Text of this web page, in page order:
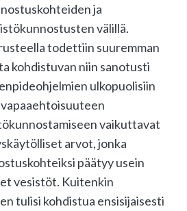
ja
välillä.
todettiin suuremman
kohdistuvan niin sanotusti
ulkopuolisiin
vaikuttavat
arvot, jonka
päätyy usein
vesistöt. Kuitenkin
tulisi kohdistua ensisijaisesti